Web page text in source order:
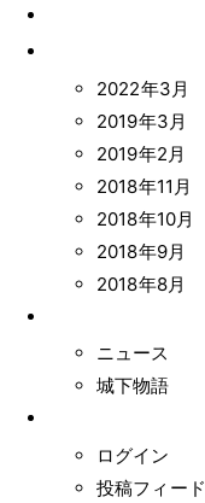
2022年3月
2019年3月
2019年2月
2018年11月
2018年10月
2018年9月
2018年8月
ニュース
城下物語
ログイン
投稿フィード